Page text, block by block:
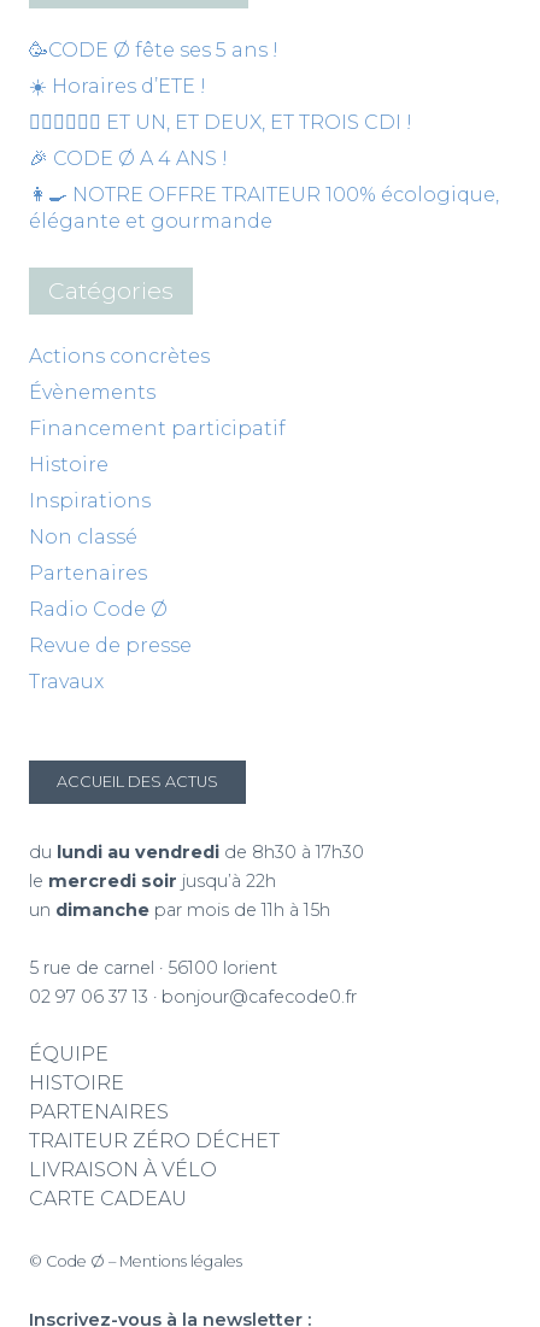
🥳CODE Ø fête ses 5 ans !
☀️ Horaires d’ETE !
🙋‍♀️💁‍♀️🙍‍♀️ ET UN, ET DEUX, ET TROIS CDI !
🎉 CODE Ø A 4 ANS !
👩‍🍳 NOTRE OFFRE TRAITEUR 100% écologique,
élégante et gourmande
Catégories
Actions concrètes
Évènements
Financement participatif
Histoire
Inspirations
Non classé
Partenaires
Radio Code Ø
Revue de presse
Travaux
ACCUEIL DES ACTUS
du lundi au vendredi de 8h30 à 17h30
le mercredi soir jusqu’à 22h
un dimanche par mois de 11h à 15h
5 rue de carnel · 56100 lorient
02 97 06 37 13 · bonjour@cafecode0.fr
ÉQUIPE
HISTOIRE
PARTENAIRES
TRAITEUR ZÉRO DÉCHET
LIVRAISON À VÉLO
CARTE CADEAU
© Code Ø – Mentions légales
Inscrivez-vous à la newsletter :